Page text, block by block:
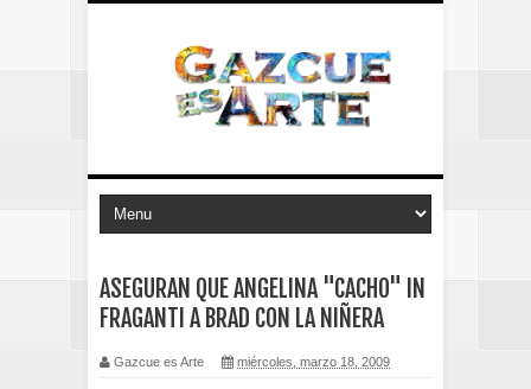
ASEGURAN QUE ANGELINA "CACHO" IN
FRAGANTI A BRAD CON LA NIÑERA
Gazcue es Arte miércoles, marzo 18, 2009